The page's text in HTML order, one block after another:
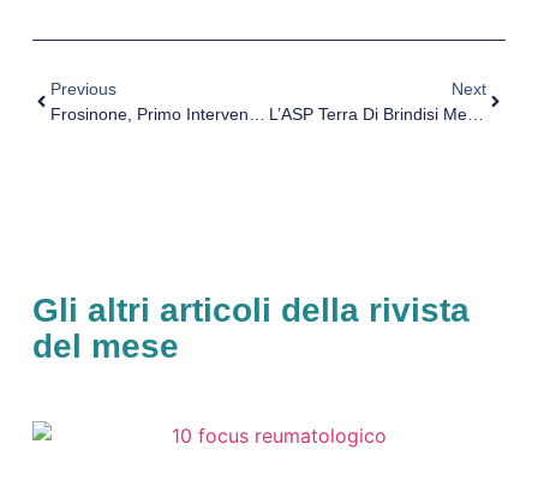
Previous
Next
L’ASP Terra Di Brindisi Mette In Vendita Due Beni Per Far Fronte Ai Debiti
Gli altri articoli della rivista
del mese